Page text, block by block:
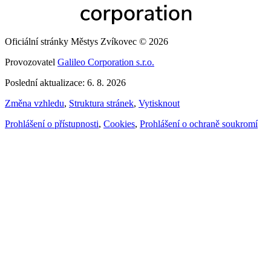
Oficiální stránky Městys Zvíkovec © 2026
Provozovatel Galileo Corporation s.r.o.
Poslední aktualizace: 6. 8. 2026
Změna vzhledu, Struktura stránek, Vytisknout
Prohlášení o přístupnosti, Cookies, Prohlášení o ochraně soukromí